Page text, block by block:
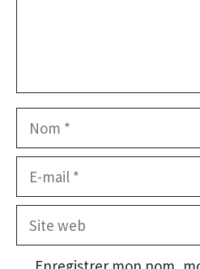
Nom
mail
Site
web